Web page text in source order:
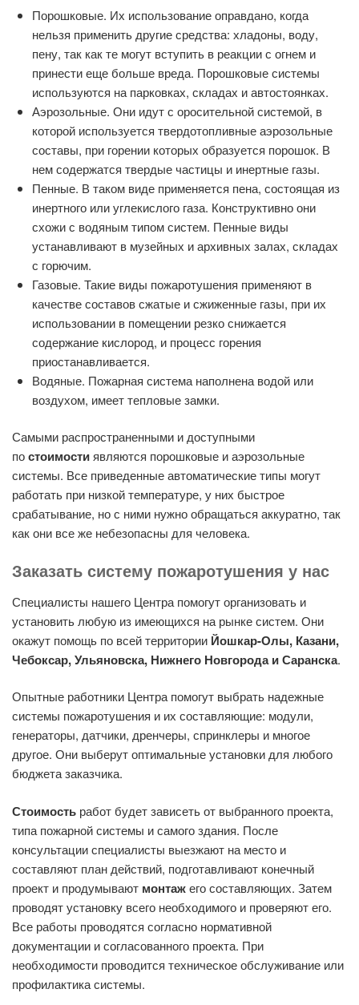
Порошковые. Их использование оправдано, когда
нельзя применить другие средства: хладоны, воду,
пену, так как те могут вступить в реакции с огнем и
принести еще больше вреда. Порошковые системы
используются на парковках, складах и автостоянках.
Аэрозольные. Они идут с оросительной системой, в
которой используется твердотопливные аэрозольные
составы, при горении которых образуется порошок. В
нем содержатся твердые частицы и инертные газы.
Пенные. В таком виде применяется пена, состоящая из
инертного или углекислого газа. Конструктивно они
схожи с водяным типом систем. Пенные виды
устанавливают в музейных и архивных залах, складах
с горючим.
Газовые. Такие виды пожаротушения применяют в
качестве составов сжатые и сжиженные газы, при их
использовании в помещении резко снижается
содержание кислород, и процесс горения
приостанавливается.
Водяные. Пожарная система наполнена водой или
воздухом, имеет тепловые замки.
Самыми распространенными и доступными
постоимостиявляются порошковые и аэрозольные
системы. Все приведенные автоматические типы могут
работать при низкой температуре, у них быстрое
срабатывание, но с ними нужно обращаться аккуратно, так
как они все же небезопасны для человека.
Заказать систему пожаротушения у нас
Специалисты нашего Центра помогут организовать и
установить любую из имеющихся на рынке систем. Они
окажут помощь по всей территории Йошкар-Олы, Казани,
Чебоксар, Ульяновска, Нижнего Новгорода и Саранска.
Опытные работники Центра помогут выбрать надежные
системы пожаротушения и их составляющие: модули,
генераторы, датчики, дренчеры, спринклеры и многое
другое. Они выберут оптимальные установки для любого
бюджета заказчика.
Стоимость работ будет зависеть от выбранного проекта,
типа пожарной системы и самого здания. После
консультации специалисты выезжают на место и
составляют план действий, подготавливают конечный
проект и продумывают монтажего составляющих. Затем
проводят установку всего необходимого и проверяют его.
Все работы проводятся согласно нормативной
документации и согласованного проекта. При
необходимости проводится техническое обслуживание или
профилактика системы.